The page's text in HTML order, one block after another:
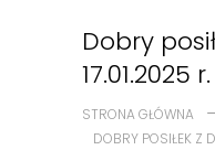
Dobry
17.01.2025 r.
STRONA GŁÓWNA
DOBRY POSIŁEK Z